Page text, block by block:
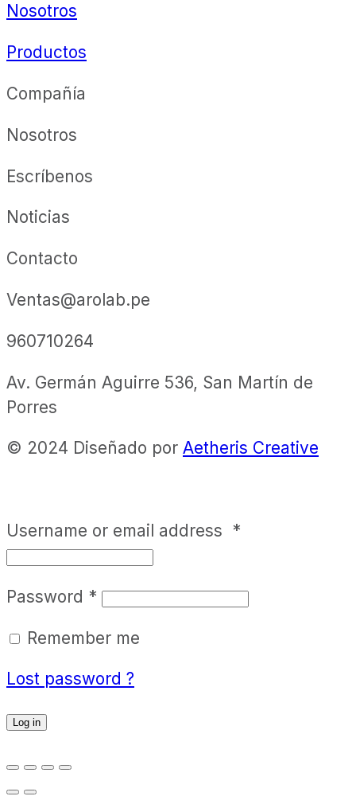
Nosotros
Productos
Compañía
Nosotros
Escríbenos
Noticias
Contacto
Ventas@arolab.pe
960710264
Av. Germán Aguirre 536, San Martín de
Porres
© 2024 Diseñado por Aetheris Creative
Username or email address *
Password *
Remember me
Lost password ?
Log in